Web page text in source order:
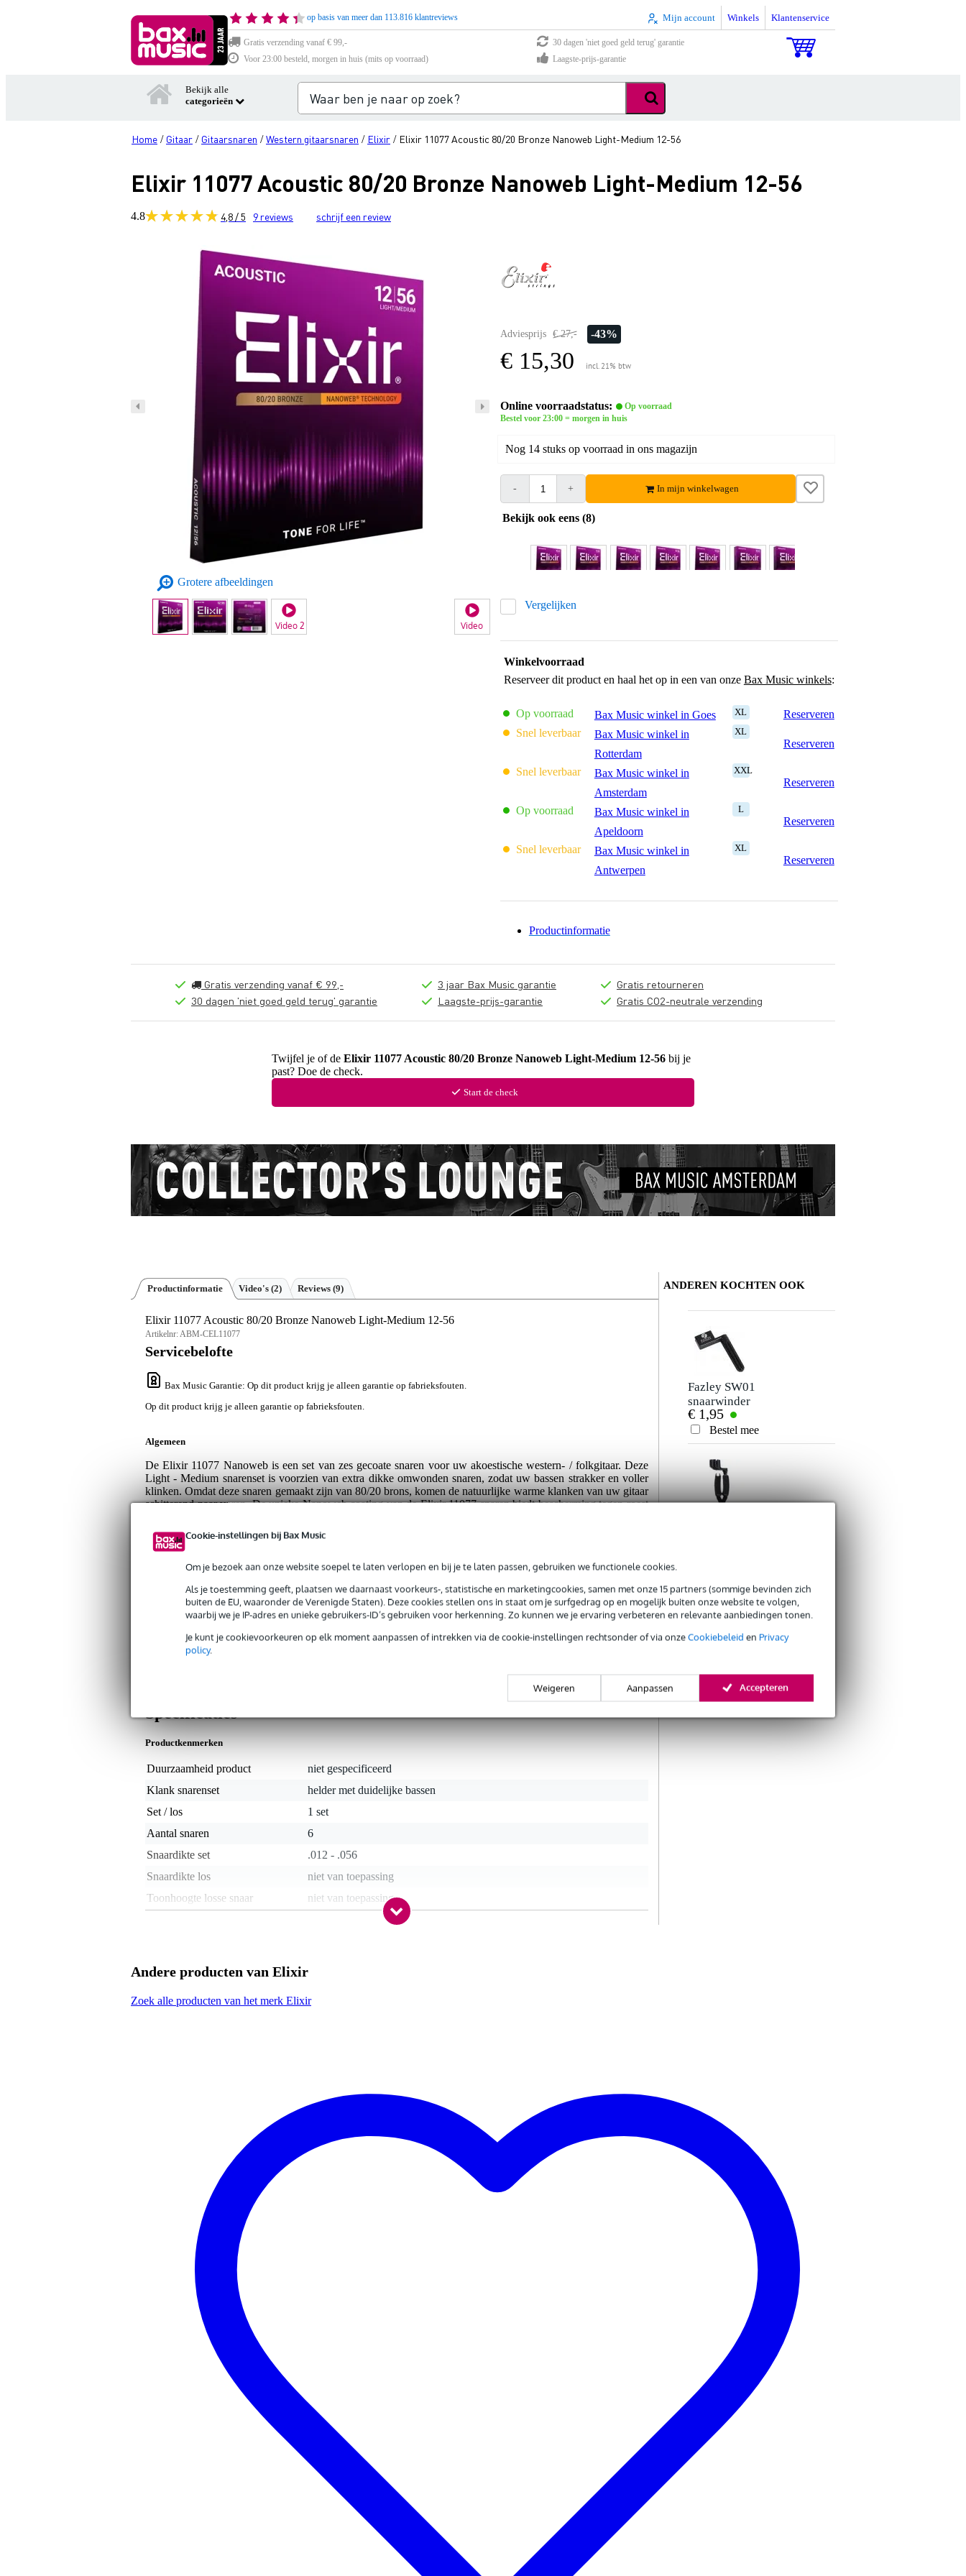
Cookie-instellingen bij Bax Music
Om je bezoek aan onze website soepel te laten verlopen en bij je te laten passen, gebruiken we functionele cookies.
Als je toestemming geeft, plaatsen we daarnaast voorkeurs-, statistische en marketingcookies, samen met onze 15 partners (sommige bevinden zich
buiten de EU, waaronder de Verenigde Staten). Deze cookies stellen ons in staat om je surfgedrag op en mogelijk buiten onze website te volgen,
waarbij we je IP-adres en unieke gebruikers-ID’s gebruiken voor herkenning. Zo kunnen we je ervaring verbeteren en relevante aanbiedingen tonen.
Je kunt je cookievoorkeuren op elk moment aanpassen of intrekken via de cookie-instellingen rechtsonder of via onzeCookiebeleid en Privacy
policy.
Weigeren Aanpassen Accepteren
op basis van meer dan 113.816 klantreviews Mijn account Winkels Klantenservice
Gratis verzending vanaf € 99,-
30 dagen 'niet goed geld terug' garantie
Voor 23:00 besteld, morgen in huis (mits op voorraad)
Laagste-prijs-garantie
Bekijk alle
categorieën
Home / Gitaar / Gitaarsnaren /Western gitaarsnaren / Elixir / Elixir 11077 Acoustic 80/20 Bronze Nanoweb Light-Medium 12-56
Elixir 11077 Acoustic 80/20 Bronze Nanoweb Light-Medium 12-56
4.8 4,8 / 5 9reviews schrijf een review
Grotere afbeeldingen
Video
Video 2
Adviesprijs € 27,- -43%
€ 15,30 incl. 21% btw
Online voorraadstatus:
Op voorraad
Bestel voor 23:00 = morgen in huis
Nog 14 stuks op voorraad in ons magazijn
- + In mijn winkelwagen
Bekijk ook eens (8)
Vergelijken
Winkelvoorraad
Reserveer dit product en haal het op in een van onze Bax Music winkels:
Op voorraad Bax Music winkel in Goes XL
Reserveren
Snel leverbaar
Bax Music winkel in
Rotterdam
XL
Reserveren
Snel leverbaar
Bax Music winkel in
Amsterdam
XXL
Reserveren
Op voorraad
Bax Music winkel in
Apeldoorn
L
Reserveren
Snel leverbaar
Bax Music winkel in
Antwerpen
XL
Reserveren
Productinformatie
Gratis verzending vanaf € 99,-
30 dagen 'niet goed geld terug' garantie
3 jaar Bax Music garantie
Laagste-prijs-garantie
Gratis retourneren
Gratis CO2-neutrale verzending
Twijfel je of de Elixir 11077 Acoustic 80/20 Bronze Nanoweb Light-Medium 12-56 bij je
past? Doe de check.
Start de check
Productinformatie Video's (2) Reviews (9)
Elixir 11077 Acoustic 80/20 Bronze Nanoweb Light-Medium 12-56
Artikelnr:ABM-CEL11077
Servicebelofte
Bax Music Garantie: Op dit product krijg je alleen garantie op fabrieksfouten.
Op dit product krijg je alleen garantie op fabrieksfouten.
Algemeen
De Elixir 11077 Nanoweb is een set van zes gecoate snaren voor uw akoestische western- / folkgitaar. Deze
Light - Medium snarenset is voorzien van extra dikke omwonden snaren, zodat uw bassen strakker en voller
klinken. Omdat deze snaren gemaakt zijn van 80/20 brons, komen de natuurlijke warme klanken van uw gitaar
schitterend naar voren. De unieke Nanoweb coating van de Elixir 11077 snaren biedt bescherming tegen roest
niet-gecoate snaren!
Waarom Elixir gecoate snaren?
zal er olie, zweet en dode huidcellen ophopen tussen de windingen. Dit belemmert de vibratie van de snaar,
waardoor u de intensiteit van de frequenties verliest en de snaar “dood” klinkt. Deze Elixir snaren hebben een
dunne beschermende fluorpolymeer coating, die een barrière vormt tussen de snaar en het milieu, zonder dat de
snaar anders aanvoelt. Het resultaat is een snarenset die zijn heldere klank extra lang behoudt en een lange
levensduur heeft. Zo bent u minder tijd kwijt aan frustratie en het vervangen van de snaren, en hebt u meer tijd
over om gitaar te spelen.
Specificaties
Productkenmerken
Duurzaamheid product
niet gespecificeerd
Klank snarenset
helder met duidelijke bassen
Set / los
1 set
Aantal snaren
6
Snaardikte set
.012 - .056
Snaardikte los
niet van toepassing
Toonhoogte losse snaar
niet van toepassing
geschikt voor: staalsnarige akoestische western- / folkgitaren
voorzien van ultra-dunne Nanoweb coating die corrosie tegengaat
3 tot 5x langere levensduur en helderheid dan ongecoate snaren
extra dikke omwonden snaren, voor een strakker en voller laag
materiaal: staal en 80/20 brons omwonden staal
snaarspanning: light medium
maten: .012 - .016 - .024w - .035w - .045w - .056w
ANDEREN KOCHTEN OOK
Fazley SW01
snaarwinder
€ 1,95
Bestel mee
Andere producten van Elixir
Zoek alle producten van het merk Elixir